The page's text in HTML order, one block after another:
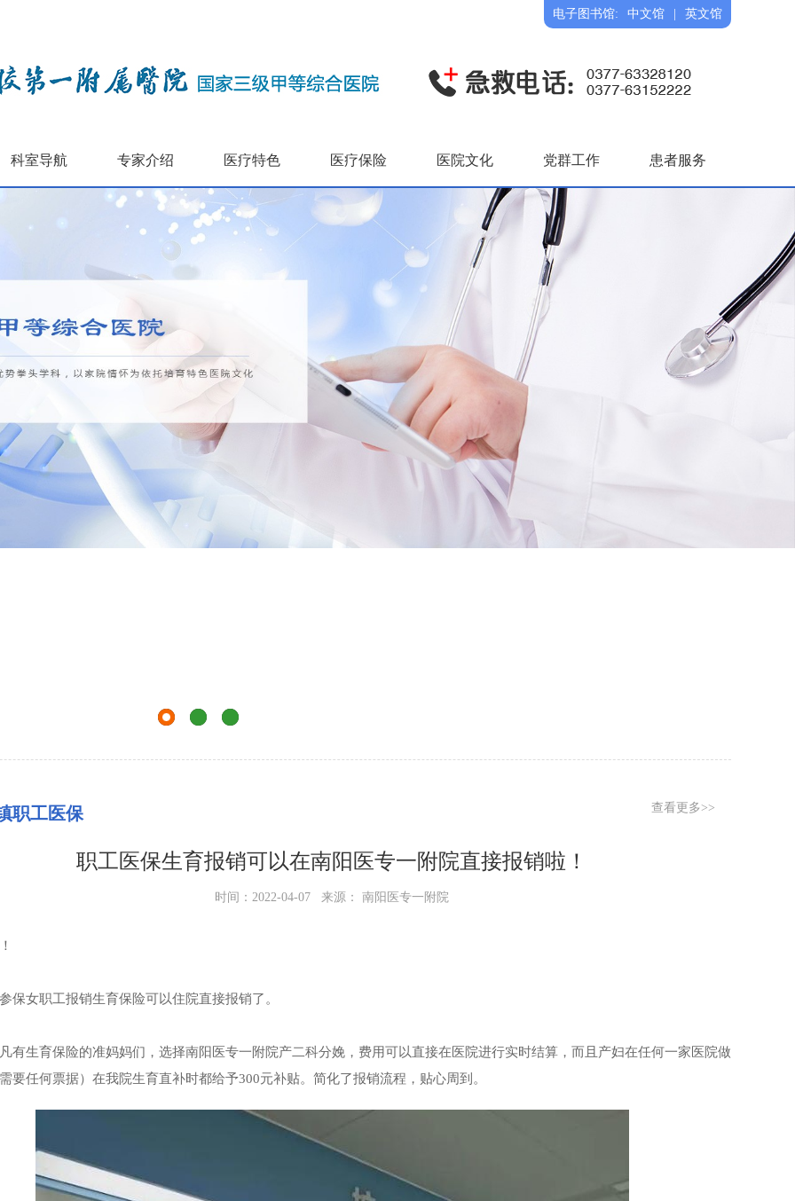
英文馆
中文馆
电子图书馆:
科室导航 专家介绍 医疗特色 医疗保险 医院文化 党群工作 患者服务
职工医保 查看更多>>
职工医保生育报销可以在南阳医专一附院直接报销啦！
时间：2022-04-07 来源： 南阳医专一附院
保女职工报销生育保险可以住院直接报销了。
有生育保险的准妈妈们，选择南阳医专一附院产二科分娩，费用可以直接在医院进行实时结算，而且产妇在任何一家医院做
要任何票据）在我院生育直补时都给予300元补贴。简化了报销流程，贴心周到。